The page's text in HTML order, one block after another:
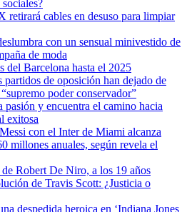
cables en desuso para limpiar
con un sensual minivestido de
de moda
del Barcelona hasta el 2025
de oposición han dejado de
poder conservador”
pasión y encuentra el camino hacia
exitosa
con el Inter de Miami alcanza
millones anuales, según revela el
Robert De Niro, a los 19 años
de Travis Scott: ¿Justicia o
despedida heroica en ‘Indiana Jones